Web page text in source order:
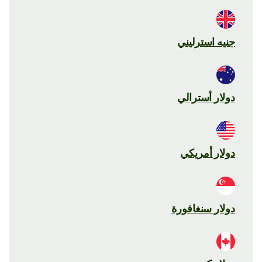
جنيه استرليني
دولار أسترالي
دولار أمريكي
دولار سنغافورة